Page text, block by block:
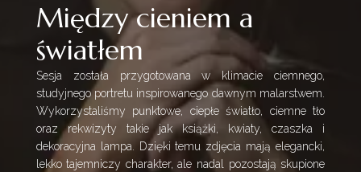
Między cieniem a
światłem
Sesja została przygotowana w klimacie ciemnego,
studyjnego portretu inspirowanego dawnym malarstwem.
Wykorzystaliśmy punktowe, ciepłe światło, ciemne tło
oraz rekwizyty takie jak książki, kwiaty, czaszka i
dekoracyjna lampa. Dzięki temu zdjęcia mają elegancki,
lekko tajemniczy charakter, ale nadal pozostają skupione